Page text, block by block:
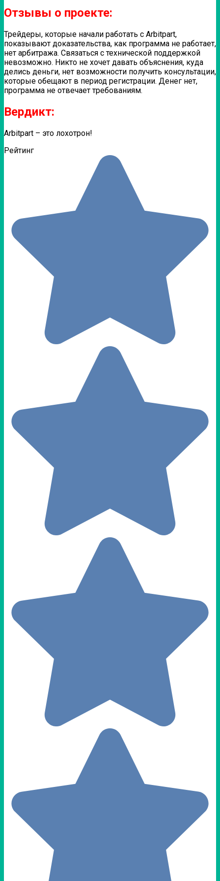
Отзывы о проекте:
Трейдеры, которые начали работать с Arbitpart,
показывают доказательства, как программа не работает,
нет арбитража. Связаться с технической поддержкой
невозможно. Никто не хочет давать объяснения, куда
делись деньги, нет возможности получить консультации,
которые обещают в период регистрации. Денег нет,
программа не отвечает требованиям.
Вердикт:
Arbitpart – это лохотрон!
Рейтинг